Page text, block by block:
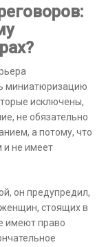
миниатюризацию
исключены,
не обязательно
а потому, что
и не имеет
он предупредил,
стоящих в
имеют право